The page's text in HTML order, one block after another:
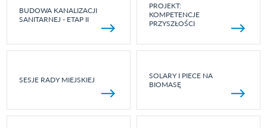
BUDOWA KANALIZACJI
SANITARNEJ - ETAP II
PROJEKT:
KOMPETENCJE
PRZYSZŁOŚCI
SESJE RADY MIEJSKIEJ
SOLARY I PIECE NA
BIOMASĘ